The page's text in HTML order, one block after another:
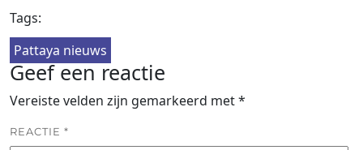
Tags:
Pattaya nieuws
Geef een reactie
Vereiste velden zijn gemarkeerd met*
REACTIE *